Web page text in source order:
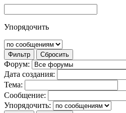
Упорядочить
Фильтр Сбросить
Форум:
Дата создания:
Тема:
Сообщение:
Упорядочить: